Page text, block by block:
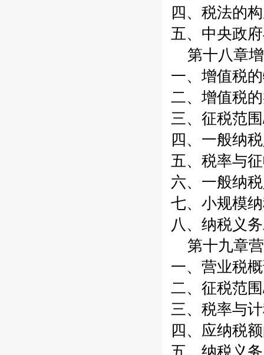
四、税法的
五、中央政
第十八章
一、增值税
二、增值税
三、征税范
四、一般纳
五、税率与
六、一般纳
七、小规模
八、纳税义
第十九章
一、营业税
二、征税范
三、税率与
四、应纳税
五、纳税义